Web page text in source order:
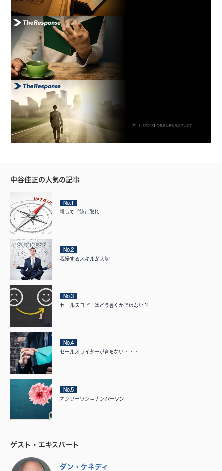
【ザ・レスポンス】の最新記事をお届けします
中谷佳正の人気の記事
No.1
損して「徳」取れ
No.2
我慢するスキルが大切
No.3
セールスコピーはどう書くかではない？
No.4
セールスライターが育たない・・・
No.5
オンリーワン＝ナンバーワン
ゲスト・エキスパート
ダン・ケネディ